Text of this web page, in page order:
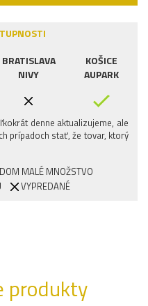
BRATISLAVA
NIVY
KOŠICE
AUPARK
denne aktualizujeme, ale
prípadoch stať, že tovar, ktorý
MALÉ MNOŽSTVO
VYPREDANÉ
produkty